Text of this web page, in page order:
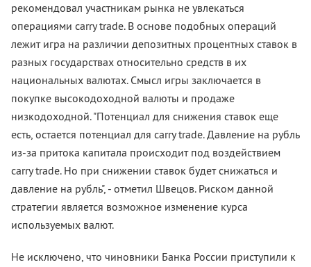
рекомендовал участникам рынка не увлекаться
операциями carry trade. В основе подобных операций
лежит игра на различии депозитных процентных ставок в
разных государствах относительно средств в их
национальных валютах. Смысл игры заключается в
покупке высокодоходной валюты и продаже
низкодоходной. "Потенциал для снижения ставок еще
есть, остается потенциал для carry trade. Давление на рубль
из-за притока капитала происходит под воздействием
carry trade. Но при снижении ставок будет снижаться и
давление на рубль", - отметил Швецов. Риском данной
стратегии является возможное изменение курса
используемых валют.
Не исключено, что чиновники Банка России приступили к